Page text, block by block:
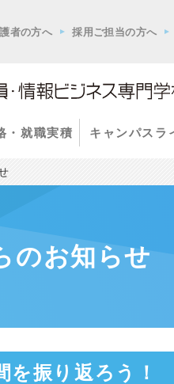
者の方へ 採用ご担当の方へ
・就職実積 キャンパスラ
のお知らせ
を振り返ろう！